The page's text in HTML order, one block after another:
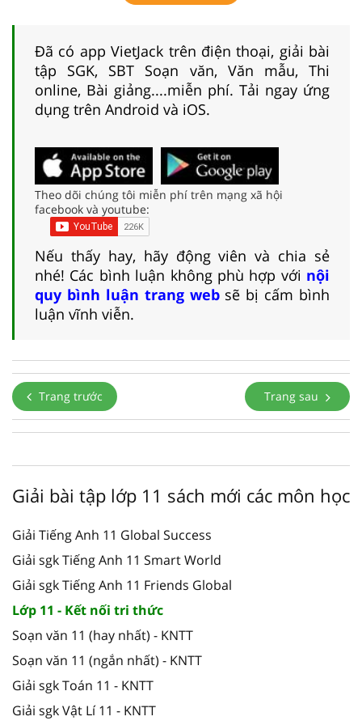
Đã có app VietJack trên điện thoại, giải bài
tập SGK, SBT Soạn văn, Văn mẫu, Thi
online, Bài giảng....miễn phí. Tải ngay ứng
dụng trên Android và iOS.
Theo dõi chúng tôi miễn phí trên mạng xã hội
facebook và youtube:
Nếu thấy hay, hãy động viên và chia sẻ
nhé! Các bình luận không phù hợp với nội
quy bình luận trang websẽ bị cấm bình
luận vĩnh viễn.
Trang trước Trang sau
Giải bài tập lớp 11 sách mới các môn học
Giải Tiếng Anh 11 Global Success
Giải sgk Tiếng Anh 11 Smart World
Giải sgk Tiếng Anh 11 Friends Global
Lớp 11 - Kết nối tri thức
Soạn văn 11 (hay nhất) - KNTT
Soạn văn 11 (ngắn nhất) - KNTT
Giải sgk Toán 11 - KNTT
Giải sgk Vật Lí 11 - KNTT